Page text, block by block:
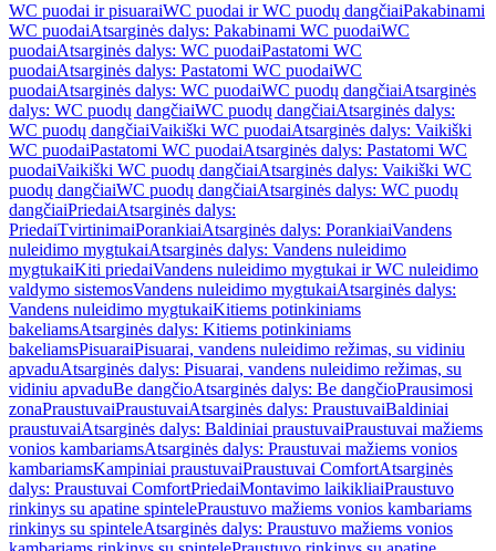
WC puodai ir pisuaraiWC puodai ir WC puodų dangčiaiPakabinami
WC puodaiAtsarginės dalys: Pakabinami WC puodaiWC
puodaiAtsarginės dalys: WC puodaiPastatomi WC
puodaiAtsarginės dalys: Pastatomi WC puodaiWC
puodaiAtsarginės dalys: WC puodaiWC puodų dangčiaiAtsarginės
dalys: WC puodų dangčiaiWC puodų dangčiaiAtsarginės dalys:
WC puodų dangčiaiVaikiški WC puodaiAtsarginės dalys: Vaikiški
WC puodaiPastatomi WC puodaiAtsarginės dalys: Pastatomi WC
puodaiVaikiški WC puodų dangčiaiAtsarginės dalys: Vaikiški WC
puodų dangčiaiWC puodų dangčiaiAtsarginės dalys: WC puodų
dangčiaiPriedaiAtsarginės dalys:
PriedaiTvirtinimaiPorankiaiAtsarginės dalys: PorankiaiVandens
nuleidimo mygtukaiAtsarginės dalys: Vandens nuleidimo
mygtukaiKiti priedaiVandens nuleidimo mygtukai ir WC nuleidimo
valdymo sistemosVandens nuleidimo mygtukaiAtsarginės dalys:
Vandens nuleidimo mygtukaiKitiems potinkiniams
bakeliamsAtsarginės dalys: Kitiems potinkiniams
bakeliamsPisuaraiPisuarai, vandens nuleidimo režimas, su vidiniu
apvaduAtsarginės dalys: Pisuarai, vandens nuleidimo režimas, su
vidiniu apvaduBe dangčioAtsarginės dalys: Be dangčioPrausimosi
zonaPraustuvaiPraustuvaiAtsarginės dalys: PraustuvaiBaldiniai
praustuvaiAtsarginės dalys: Baldiniai praustuvaiPraustuvai mažiems
vonios kambariamsAtsarginės dalys: Praustuvai mažiems vonios
kambariamsKampiniai praustuvaiPraustuvai ComfortAtsarginės
dalys: Praustuvai ComfortPriedaiMontavimo laikikliaiPraustuvo
rinkinys su apatine spintelePraustuvo mažiems vonios kambariams
rinkinys su spinteleAtsarginės dalys: Praustuvo mažiems vonios